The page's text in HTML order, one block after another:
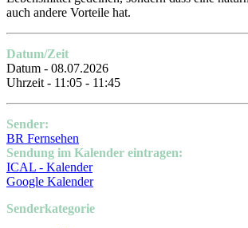
auch andere Vorteile hat.
Datum/Zeit
Datum - 08.07.2026
Uhrzeit - 11:05 - 11:45
Sender:
BR Fernsehen
Sendung im Kalender eintragen:
ICAL - Kalender
Google Kalender
Senderkategorie